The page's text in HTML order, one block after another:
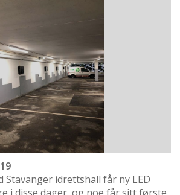
Stavanger idrettshall får ny LED